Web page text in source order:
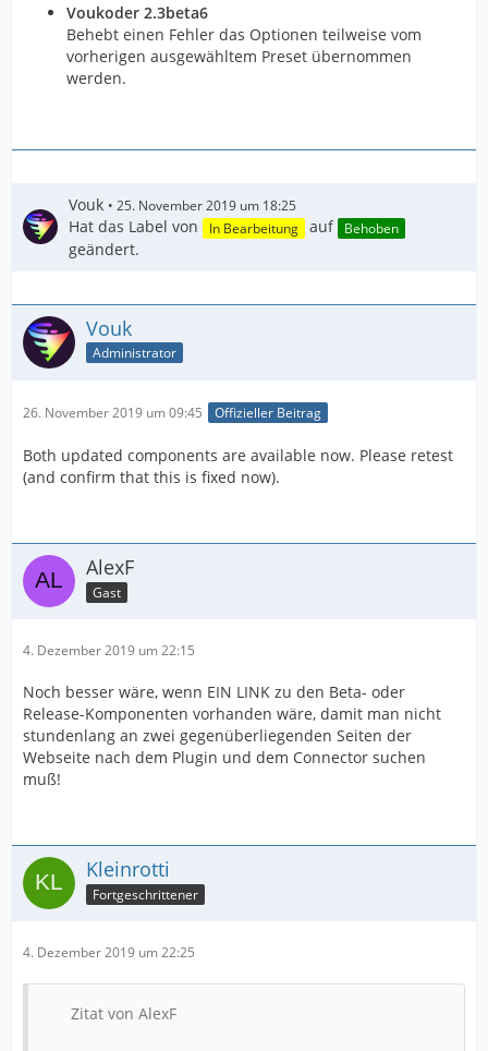
Voukoder 2.3beta6
Behebt einen Fehler das Optionen teilweise vom
vorherigen ausgewähltem Preset übernommen
werden.
Vouk 25. November 2019 um 18:25
Hat das Label von In Bearbeitung auf Behoben
geändert.
Vouk
Administrator
26. November 2019 um 09:45 Offizieller Beitrag
Both updated components are available now. Please retest
(and confirm that this is fixed now).
AlexF
Gast
4. Dezember 2019 um 22:15
Noch besser wäre, wenn EIN LINK zu den Beta- oder
Release-Komponenten vorhanden wäre, damit man nicht
stundenlang an zwei gegenüberliegenden Seiten der
Webseite nach dem Plugin und dem Connector suchen
muß!
Kleinrotti
Fortgeschrittener
4. Dezember 2019 um 22:25
Zitat von AlexF